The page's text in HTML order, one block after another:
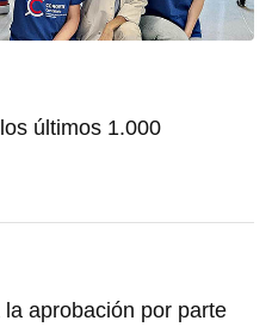
últimos 1.000
aprobación por parte